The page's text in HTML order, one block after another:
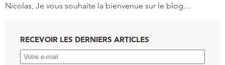
Nicolas, Je vous souhaite la bienvenue sur le blog…
RECEVOIR LES DERNIERS ARTICLES